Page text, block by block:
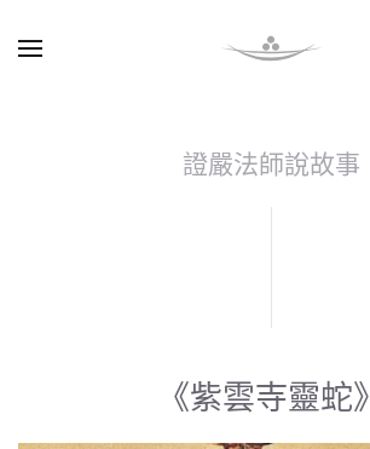
證嚴法師說故事
《紫雲寺靈蛇》